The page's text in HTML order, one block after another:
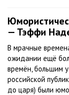
— Тэффи
В мрачные
ожидании ещё
времён, большим
российской
до царя) были